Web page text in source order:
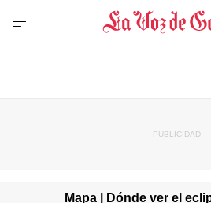
Mapa | Dónde ver el